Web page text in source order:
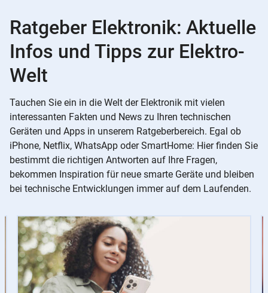
Ratgeber Elektronik: Aktuelle
Infos und Tipps zur Elektro-
Welt
Tauchen Sie ein in die Welt der Elektronik mit vielen
interessanten Fakten und News zu Ihren technischen
Geräten und Apps in unserem Ratgeberbereich. Egal ob
iPhone, Netflix, WhatsApp oder SmartHome: Hier finden Sie
bestimmt die richtigen Antworten auf Ihre Fragen,
bekommen Inspiration für neue smarte Geräte und bleiben
bei technische Entwicklungen immer auf dem Laufenden.
Instructions